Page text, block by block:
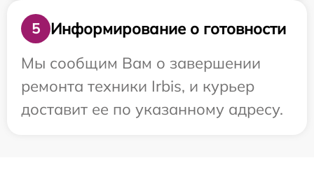
5
Информирование о готовности
Мы сообщим Вам о завершении
ремонта техники Irbis, и курьер
доставит ее по указанному адресу.